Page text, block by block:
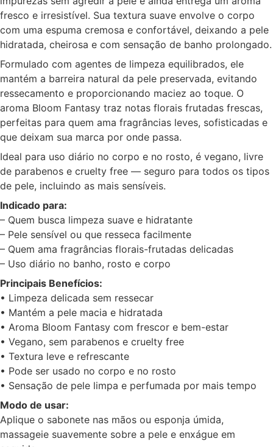
fresco e irresistível. Sua textura suave envolve o corpo
com uma espuma cremosa e confortável, deixando a pele
hidratada, cheirosa e com sensação de banho prolongado.
Formulado com agentes de limpeza equilibrados, ele
mantém a barreira natural da pele preservada, evitando
ressecamento e proporcionando maciez ao toque. O
aroma Bloom Fantasy traz notas florais frutadas frescas,
perfeitas para quem ama fragrâncias leves, sofisticadas e
que deixam sua marca por onde passa.
Ideal para uso diário no corpo e no rosto, é vegano, livre
de parabenos e cruelty free — seguro para todos os tipos
de pele, incluindo as mais sensíveis.
Indicado para:
– Quem busca limpeza suave e hidratante
– Pele sensível ou que resseca facilmente
– Quem ama fragrâncias florais-frutadas delicadas
– Uso diário no banho, rosto e corpo
Principais Benefícios:
• Limpeza delicada sem ressecar
• Mantém a pele macia e hidratada
• Aroma Bloom Fantasy com frescor e bem-estar
• Vegano, sem parabenos e cruelty free
• Textura leve e refrescante
• Pode ser usado no corpo e no rosto
• Sensação de pele limpa e perfumada por mais tempo
Modo de usar:
Aplique o sabonete nas mãos ou esponja úmida,
massageie suavemente sobre a pele e enxágue em